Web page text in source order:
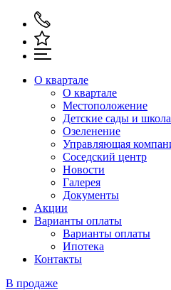
О квартале
О квартале
Местоположение
Детские сады и школа
Озеленение
Управляющая
Соседский центр
Новости
Галерея
Документы
Акции
Варианты оплаты
Варианты оплаты
Ипотека
Контакты
В продаже